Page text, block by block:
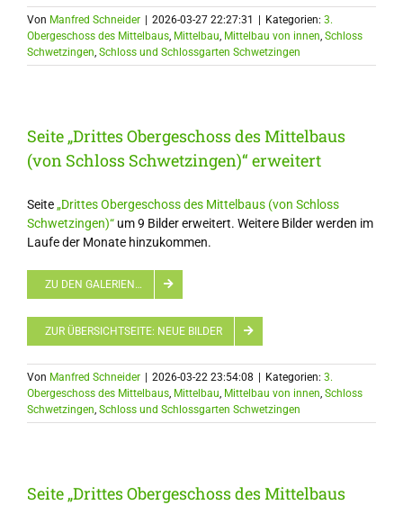
Von Manfred Schneider 2026-03-27 22:27:31 Kategorien: 3.
Obergeschoss des Mittelbaus, Mittelbau, Mittelbau von innen, Schloss
Schwetzingen, Schloss und Schlossgarten Schwetzingen
Seite „Drittes Obergeschoss des Mittelbaus
(von Schloss Schwetzingen)“ erweitert
Seite„Drittes Obergeschoss des Mittelbaus (von Schloss
Schwetzingen)“um 9 Bilder erweitert. Weitere Bilder werden im
Laufe der Monate hinzukommen.
ZU DEN GALERIEN…
ZUR ÜBERSICHTSEITE: NEUE BILDER
Von Manfred Schneider 2026-03-22 23:54:08 Kategorien: 3.
Obergeschoss des Mittelbaus, Mittelbau, Mittelbau von innen, Schloss
Schwetzingen, Schloss und Schlossgarten Schwetzingen
Seite „Drittes Obergeschoss des Mittelbaus